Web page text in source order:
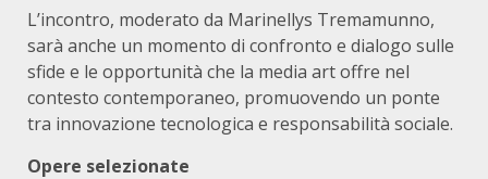
L’incontro, moderato da Marinellys Tremamunno,
sarà anche un momento di confronto e dialogo sulle
sfide e le opportunità che la media art offre nel
contesto contemporaneo, promuovendo un ponte
tra innovazione tecnologica e responsabilità sociale.
Opere selezionate